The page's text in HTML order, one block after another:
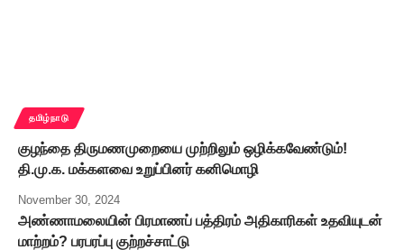
தமிழ்நாடு
குழந்தை திருமணமுறையை முற்றிலும் ஒழிக்கவேண்டும்!
தி.மு.க. மக்களவை உறுப்பினர் கனிமொழி
November 30, 2024
அண்ணாமலையின் பிரமாணப் பத்திரம் அதிகாரிகள் உதவியுடன்
மாற்றம்? பரபரப்பு குற்றச்சாட்டு